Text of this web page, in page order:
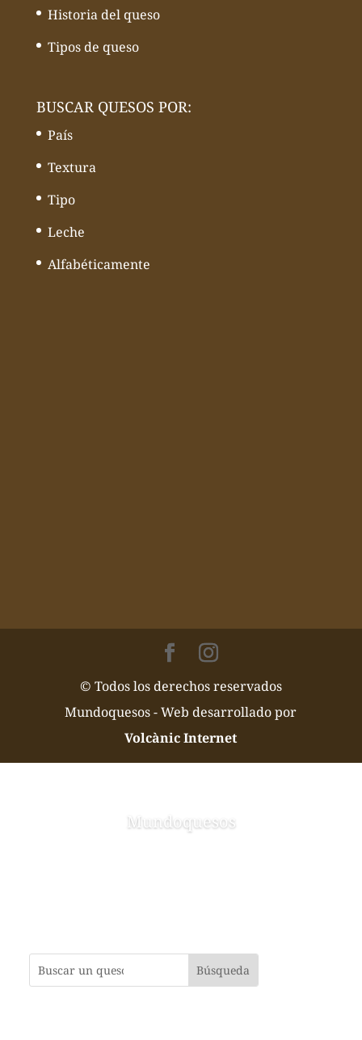
Historia del queso
Tipos de queso
BUSCAR QUESOS POR:
País
Textura
Tipo
Leche
Alfabéticamente
© Todos los derechos reservados
Mundoquesos - Web desarrollado por
Volcànic Internet
Mundoquesos